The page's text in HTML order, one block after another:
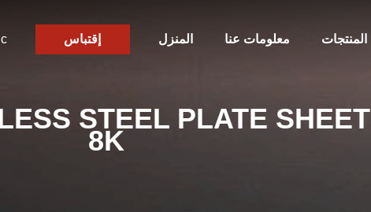
المنزل معلومات عنا المنتجات إقتباس
STEEL PLATE SHEET
8K